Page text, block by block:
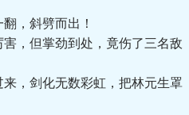
，斜劈而出！
，但掌劲到处，竟伤了三名敌
，剑化无数彩虹，把林元生罩